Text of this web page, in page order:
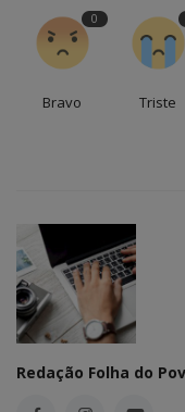
0
Bravo Triste
Redação Folha do